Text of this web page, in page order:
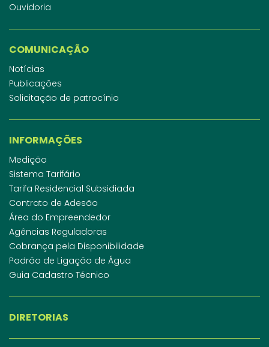
Ouvidoria
COMUNICAÇÃO
Notícias
Publicações
Solicitação de patrocínio
INFORMAÇÕES
Medição
Sistema Tarifário
Tarifa Residencial Subsidiada
Contrato de Adesão
Área do Empreendedor
Agências Reguladoras
Cobrança pela Disponibilidade
Padrão de Ligação de Água
Guia Cadastro Técnico
DIRETORIAS